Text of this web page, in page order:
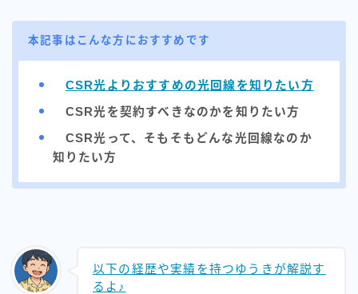
インフラ系エンジニア×インターネット記事ライター
【所有資格】
情報セキュリティマネジメント
.com advanced
安くて速いネット回線を探すのが好きです♪
いです。
プロフィールを読む
本記事はこんな方におすすめです
CSR光よりおすすめの光回線を知りたい方
CSR光を契約すべきなのかを知りたい方
CSR光 って、そもそもどんな光回線なのか
知りたい方
以下の経歴や実績を持つゆうきが解説す
るよ♪